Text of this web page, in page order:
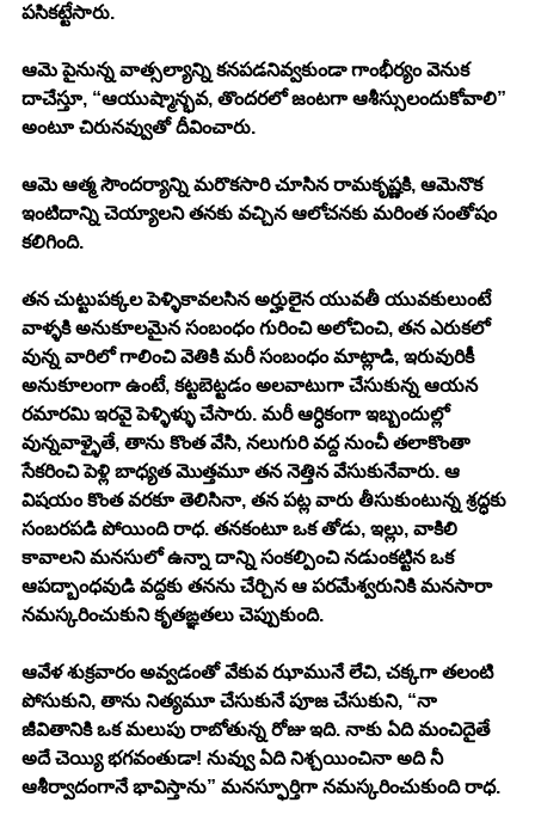
పసికట్టేసారు.
ఆమె పైనున్న వాత్సల్యాన్ని కనపడనివ్వకుండా గాంభీర్యం వెనుక
దాచేస్తూ, “ఆయుష్మాన్భవ, తొందరలో జంటగా ఆశీస్సులందుకోవాలి”
అంటూ చిరునవ్వుతో దీవించారు.
ఆమె ఆత్మ సౌందర్యాన్ని మరొకసారి చూసిన రామకృష్ణకి, ఆమెనొక
ఇంటిదాన్ని చెయ్యాలని తనకు వచ్చిన ఆలోచనకు మరింత సంతోషం
కలిగింది.
తన చుట్టుపక్కల పెళ్ళికావలసిన అర్హులైన యువతీ యువకులుంటే
వాళ్ళకి అనుకూలమైన సంబంధం గురించి అలోచించి, తన ఎరుకలో
వున్న వారిలో గాలించి వెతికి మరీ సంబంధం మాట్లాడి, ఇరువురికీ
అనుకూలంగా ఉంటే, కట్టబెట్టడం అలవాటుగా చేసుకున్న ఆయన
రమారమి ఇరవై పెళ్ళిళ్ళు చేసారు. మరీ ఆర్ధికంగా ఇబ్బందుల్లో
వున్నవాళ్ళైతే, తాను కొంత వేసి, నలుగురి వద్ద నుంచీ తలాకొంతా
సేకరించి పెళ్లి బాధ్యత మొత్తమూ తన నెత్తిన వేసుకునేవారు. ఆ
విషయం కొంత వరకూ తెలిసినా, తన పట్ల వారు తీసుకుంటున్న శ్రద్ధకు
సంబరపడి పోయింది రాధ. తనకంటూ ఒక తోడు, ఇల్లు, వాకిలి
కావాలని మనసులో ఉన్నా దాన్ని సంకల్పించి నడుంకట్టిన ఒక
ఆపద్బాంధవుడి వద్దకు తనను చేర్చిన ఆ పరమేశ్వరునికి మనసారా
నమస్కరించుకుని కృతఙ్ఞతలు చెప్పుకుంది.
ఆవేళ శుక్రవారం అవ్వడంతో వేకువ ఝామునే లేచి, చక్కగా తలంటి
పోసుకుని, తాను నిత్యమూ చేసుకునే పూజ చేసుకుని, “నా
జీవితానికి ఒక మలుపు రాబోతున్న రోజు ఇది. నాకు ఏది మంచిదైతే
అదే చెయ్యి భగవంతుడా! నువ్వు ఏది నిశ్చయించినా అది నీ
ఆశీర్వాదంగానే భావిస్తాను” మనస్ఫూర్తిగా నమస్కరించుకుంది రాధ.